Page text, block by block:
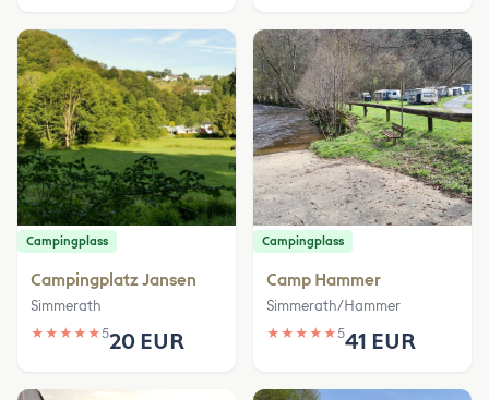
Campingplass
Campingplatz Jansen
Simmerath
★ ★ ★ ★ ★520 EUR
Campingplass
Camp Hammer
Simmerath/Hammer
★ ★ ★ ★ ★541 EUR